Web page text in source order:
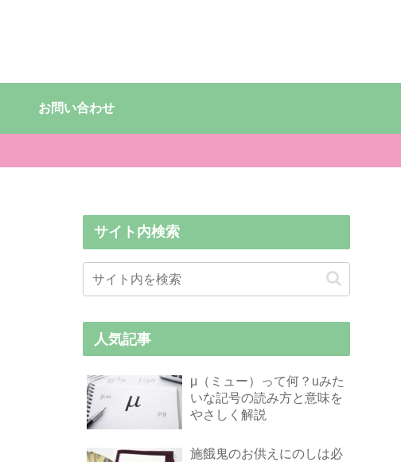
お問い合わせ
サイト内検索
人気記事
μ（ミュー）って何？uみた
いな記号の読み方と意味を
やさしく解説
施餓鬼のお供えにのしは必